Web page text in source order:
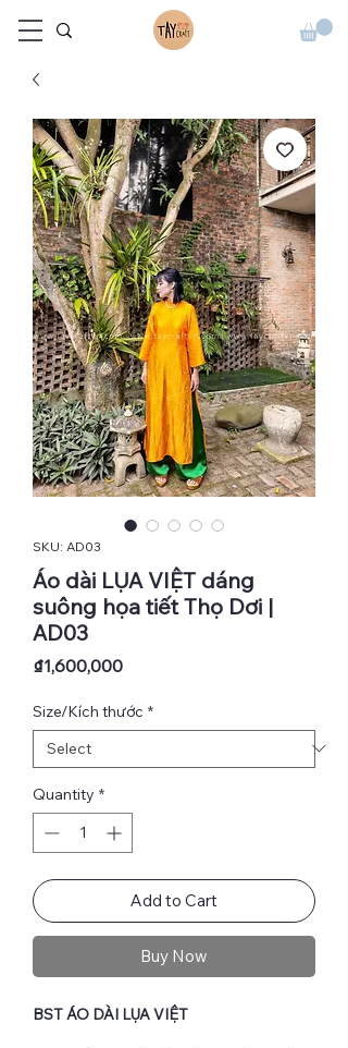
SKU: AD03
Áo dài LỤA VIỆT dáng
suông họa tiết Thọ Dơi |
AD03
₫1,600,000Price
Size/Kích thước *
Quantity *
Add to Cart
Buy Now
BST ÁO DÀI LỤA VIỆT